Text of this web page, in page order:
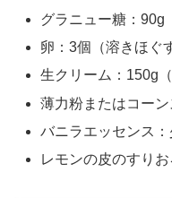
グラニュー糖：90g
卵：3個（溶きほぐ
生クリーム：150g
薄力粉またはコーン
バニラエッセンス：
レモンの皮のすり